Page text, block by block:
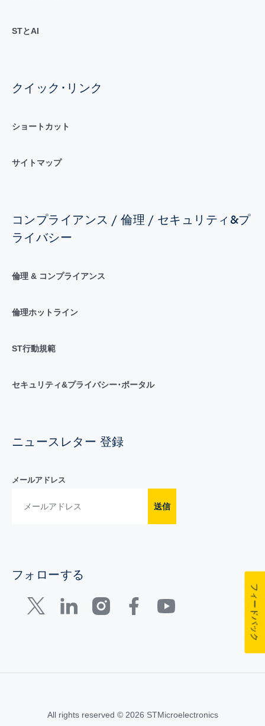
STとAI
クイック･リンク
ショートカット
サイトマップ
コンプライアンス / 倫理 / セキュリティ&プ
ライバシー
倫理 & コンプライアンス
倫理ホットライン
ST行動規範
セキュリティ&プライバシー･ポータル
ニュースレター 登録
メールアドレス
送信
フォローする
All rights reserved © 2026 STMicroelectronics
フィードバック